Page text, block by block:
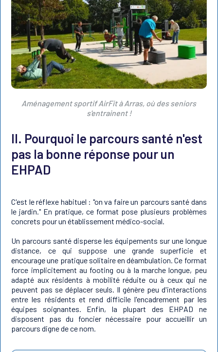
Aménagement sportif AirFit à Arras, où des seniors
s'entrainent !
II. Pourquoi le parcours santé n'est
pas la bonne réponse pour un
EHPAD
C'est le réflexe habituel : "on va faire un parcours santé dans
le jardin." En pratique, ce format pose plusieurs problèmes
concrets pour un établissement médico-social.
Un parcours santé disperse les équipements sur une longue
distance, ce qui suppose une grande superficie et
encourage une pratique solitaire en déambulation. Ce format
force implicitement au footing ou à la marche longue, peu
adapté aux résidents à mobilité réduite ou à ceux qui ne
peuvent pas se déplacer seuls. Il génère peu d'interactions
entre les résidents et rend difficile l'encadrement par les
équipes soignantes. Enfin, la plupart des EHPAD ne
disposent pas du foncier nécessaire pour accueillir un
parcours digne de ce nom.